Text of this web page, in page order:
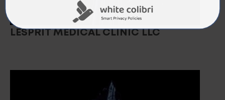
LESPRIT MEDICAL CLINIC LLC